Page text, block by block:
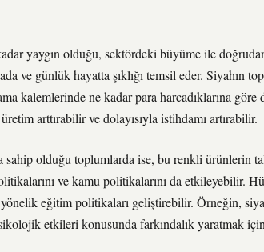
yaygın olduğu, sektördeki büyüme ile
ve günlük hayatta şıklığı temsil eder. Siyahın
kalemlerinde ne kadar para harcadıklarına
arttırabilir ve dolayısıyla istihdamı artırabilir.
olduğu toplumlarda ise, bu renkli ürünlerin
ve kamu politikalarını da etkileyebilir.
eğitim politikaları geliştirebilir. Örneğin,
etkileri konusunda farkındalık yaratmak